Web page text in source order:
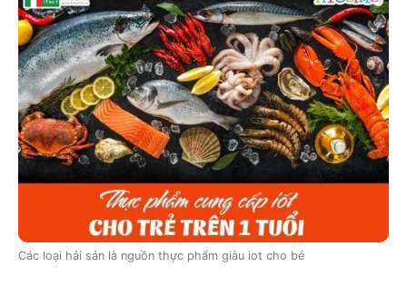
Các loại hải sản là nguồn thực phẩm giàu iot cho bé